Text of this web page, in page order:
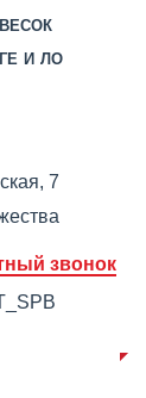
И ЛО
7
звонок